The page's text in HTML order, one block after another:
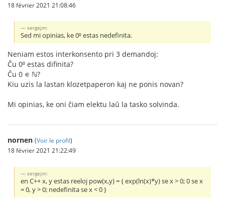
18 février 2021 21:08:46
sergejm:
Sed mi opinias, ke 0⁰ estas nedefinita.
Neniam estos interkonsento pri 3 demandoj:
Ĉu 0⁰ estas difinita?
Ĉu 0 ∊ ℕ?
Kiu uzis la lastan klozetpaperon kaj ne ponis novan?
Mi opinias, ke oni ĉiam elektu laŭ la tasko solvinda.
nornen (Voir le profil)
18 février 2021 21:22:49
sergejm:
en C++ x, y estas reeloj pow(x,y) = { exp(ln(x)*y) se x > 0; 0 se x
= 0, y > 0; nedefinita se x < 0 }